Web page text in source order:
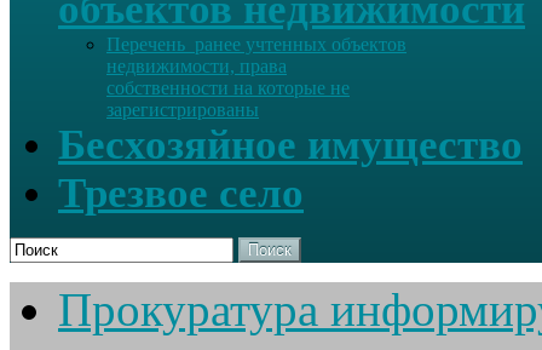
Перечень ранее учтенных объектов
недвижимости, права
собственности на которые не
зарегистрированы
Бесхозяйное имущество
Трезвое село
Поиск
Прокуратура